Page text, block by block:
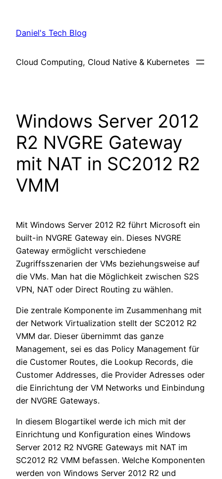
content
Daniel's Tech Blog
Cloud Computing, Cloud Native & Kubernetes
Windows Server 2012
R2 NVGRE Gateway
mit NAT in SC2012 R2
VMM
Mit Windows Server 2012 R2 führt Microsoft ein
built-in NVGRE Gateway ein. Dieses NVGRE
Gateway ermöglicht verschiedene
Zugriffsszenarien der VMs beziehungsweise auf
die VMs. Man hat die Möglichkeit zwischen S2S
VPN, NAT oder Direct Routing zu wählen.
Die zentrale Komponente im Zusammenhang mit
der Network Virtualization stellt der SC2012 R2
VMM dar. Dieser übernimmt das ganze
Management, sei es das Policy Management für
die Customer Routes, die Lookup Records, die
Customer Addresses, die Provider Adresses oder
die Einrichtung der VM Networks und Einbindung
der NVGRE Gateways.
In diesem Blogartikel werde ich mich mit der
Einrichtung und Konfiguration eines Windows
Server 2012 R2 NVGRE Gateways mit NAT im
SC2012 R2 VMM befassen. Welche Komponenten
werden von Windows Server 2012 R2 und